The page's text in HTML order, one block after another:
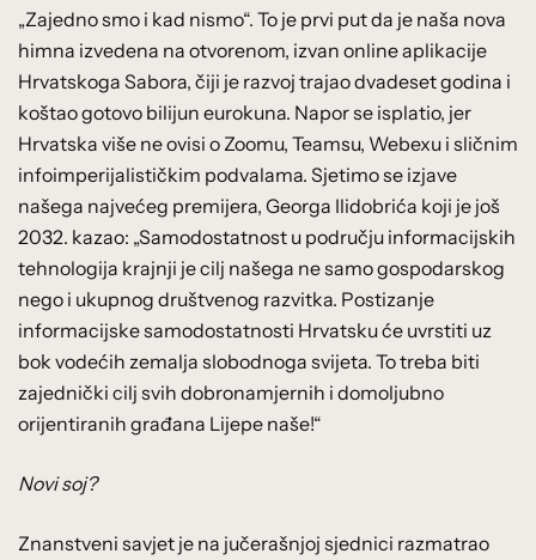
„Zajedno smo i kad nismo“. To je prvi put da je naša nova
himna izvedena na otvorenom, izvan online aplikacije
Hrvatskoga Sabora, čiji je razvoj trajao dvadeset godina i
koštao gotovo bilijun eurokuna. Napor se isplatio, jer
Hrvatska više ne ovisi o Zoomu, Teamsu, Webexu i sličnim
infoimperijalističkim podvalama. Sjetimo se izjave
našega najvećeg premijera, Georga Ilidobrića koji je još
2032. kazao: „Samodostatnost u području informacijskih
tehnologija krajnji je cilj našega ne samo gospodarskog
nego i ukupnog društvenog razvitka. Postizanje
informacijske samodostatnosti Hrvatsku će uvrstiti uz
bok vodećih zemalja slobodnoga svijeta. To treba biti
zajednički cilj svih dobronamjernih i domoljubno
orijentiranih građana Lijepe naše!“
Novi soj?
Znanstveni savjet je na jučerašnjoj sjednici razmatrao